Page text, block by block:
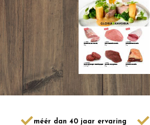
méér dan 40 jaar ervaring